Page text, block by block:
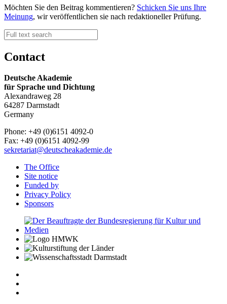
Möchten Sie den Beitrag kommentieren? Schicken Sie uns Ihre
Meinung, wir veröffentlichen sie nach redaktioneller Prüfung.
Contact
Deutsche Akademie
für Sprache und Dichtung
Alexandraweg 28
64287 Darmstadt
Germany
Phone: +49 (0)6151 4092-0
Fax: +49 (0)6151 4092-99
sekretariat@deutscheakademie.de
The Office
Site notice
Funded by
Privacy Policy
Sponsors